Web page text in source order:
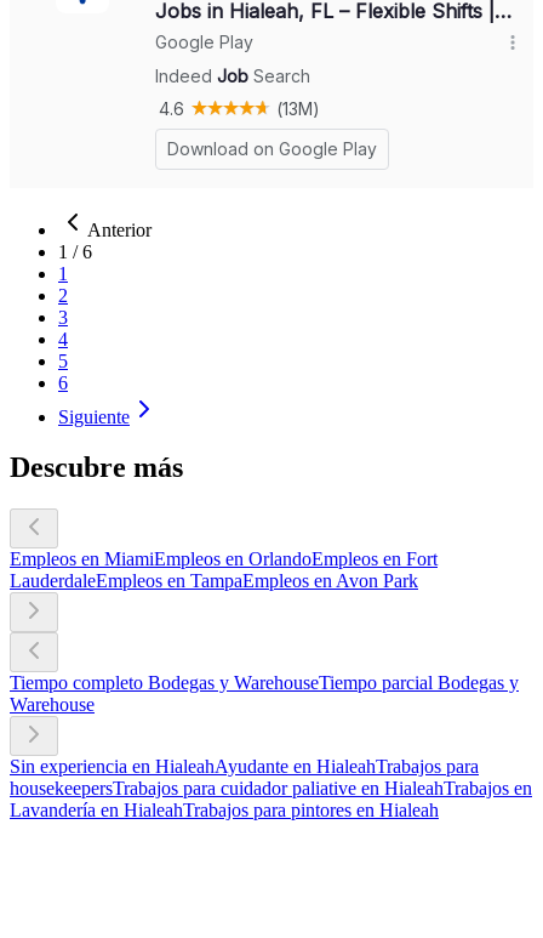
Anterior
1 /6
1
2
3
4
5
6
Siguiente
Descubre más
Empleos en MiamiEmpleos en OrlandoEmpleos en Fort
LauderdaleEmpleos en TampaEmpleos en Avon Park
Tiempo completo Bodegas y WarehouseTiempo parcial Bodegas y
Warehouse
Sin experiencia en HialeahAyudante en HialeahTrabajos para
housekeepersTrabajos para cuidador paliative en HialeahTrabajos en
Lavandería en HialeahTrabajos para pintores en Hialeah